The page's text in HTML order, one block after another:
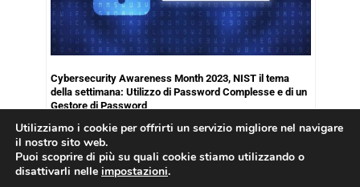
Cybersecurity Awareness Month 2023, NIST il tema
della settimana: Utilizzo di Password Complesse e di un
Gestore di Password
Utilizziamo i cookie per offrirti un servizio migliore nel navigare
il nostro sito web.
Puoi scoprire di più su quali cookie stiamo utilizzando o
disattivarli nelle impostazioni.